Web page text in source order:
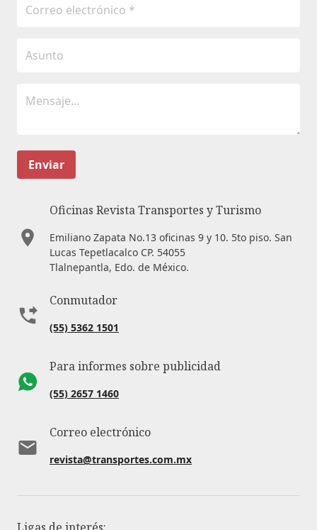
Enviar
Oficinas Revista Transportes y Turismo
Emiliano Zapata No.13 oficinas 9 y 10. 5to piso. San
Lucas Tepetlacalco CP. 54055
Tlalnepantla, Edo. de México.
Conmutador
(55) 5362 1501
Para informes sobre publicidad
(55) 2657 1460
Correo electrónico
revista@transportes.com.mx
Ligas de interés: